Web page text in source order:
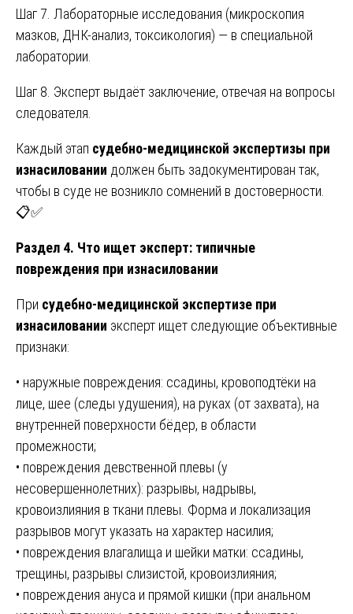
Шаг 7. Лабораторные исследования (микроскопия
мазков, ДНК-анализ, токсикология) — в специальной
лаборатории.
Шаг 8. Эксперт выдаёт заключение, отвечая на вопросы
следователя.
Каждый этап судебно-медицинской экспертизы при
изнасиловании должен быть задокументирован так,
чтобы в суде не возникло сомнений в достоверности.
📋✅
Раздел 4. Что ищет эксперт: типичные
повреждения при изнасиловании
При судебно-медицинской экспертизе при
изнасиловании эксперт ищет следующие объективные
признаки:
• наружные повреждения: ссадины, кровоподтёки на
лице, шее (следы удушения), на руках (от захвата), на
внутренней поверхности бёдер, в области
промежности;
• повреждения девственной плевы (у
несовершеннолетних): разрывы, надрывы,
кровоизлияния в ткани плевы. Форма и локализация
разрывов могут указать на характер насилия;
• повреждения влагалища и шейки матки: ссадины,
трещины, разрывы слизистой, кровоизлияния;
• повреждения ануса и прямой кишки (при анальном